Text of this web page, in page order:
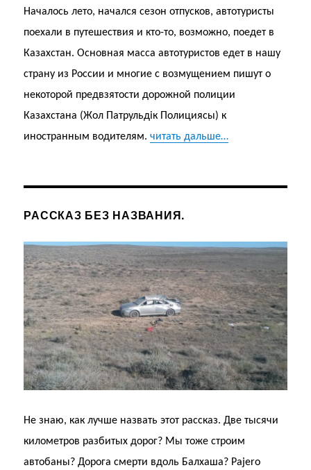
Началось лето, начался сезон отпусков, автотуристы
поехали в путешествия и кто-то, возможно, поедет в
Казахстан. Основная масса автотуристов едет в нашу
страну из России и многие с возмущением пишут о
некоторой предвзятости дорожной полиции
Казахстана (Жол Патрульдік Полициясы) к
иностранным водителям.читать дальше…
РАССКАЗ БЕЗ НАЗВАНИЯ.
Не знаю, как лучше назвать этот рассказ. Две тысячи
километров разбитых дорог? Мы тоже строим
автобаны? Дорога смерти вдоль Балхаша? Pajero